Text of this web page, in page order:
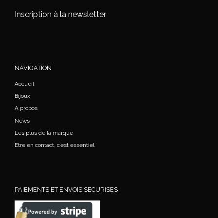
Inscription à la newsletter
NAVIGATION
Accueil
Bijoux
A propos
News
Les plus de la marque
Etre en contact, c’est essentiel
PAIEMENTS ET ENVOIS SECURISES